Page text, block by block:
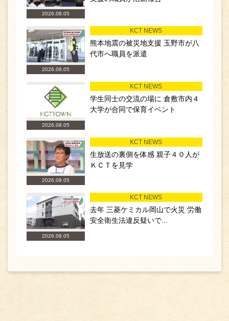
2026.08.05
2026.08.05
KCT NEWS
熊本地震の被災地支援 玉野市が八
代市へ職員を派遣
2026.08.05
KCT NEWS
学生同士の交流の場に 倉敷市内４
大学が合同で保育イベント
2026.08.05
KCT NEWS
生放送の裏側を体感 親子４０人が
ＫＣＴを見学
2026.08.05
KCT NEWS
去年 三菱ケミカル岡山で火災 労働
安全衛生法違反疑いで...